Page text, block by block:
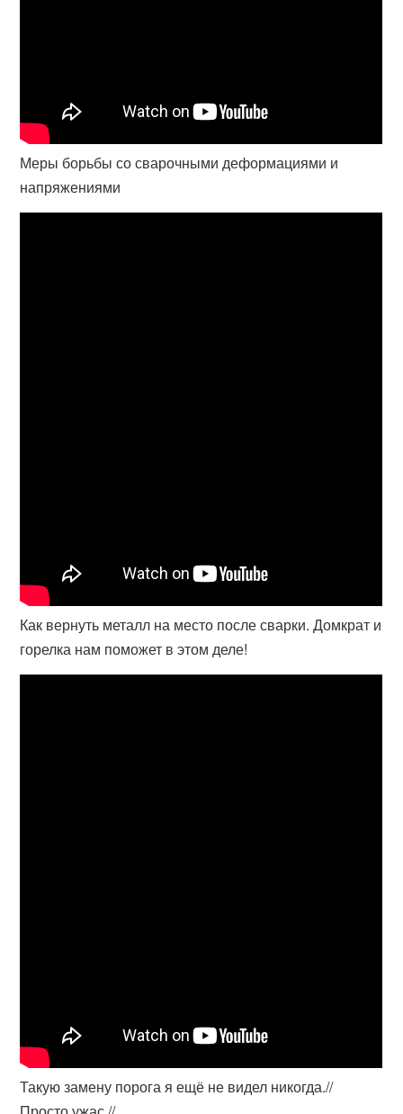
Меры борьбы со сварочными деформациями и
напряжениями
Как вернуть металл на место после сварки. Домкрат и
горелка нам поможет в этом деле!
Такую замену порога я ещё не видел никогда.//